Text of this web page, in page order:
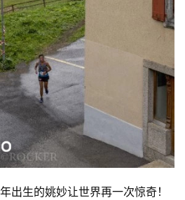
出生的姚妙让世界再一次惊奇！